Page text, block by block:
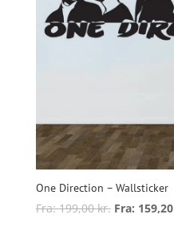
One Direction – Wallsticker
Fra:199,00kr. Fra: 159,20